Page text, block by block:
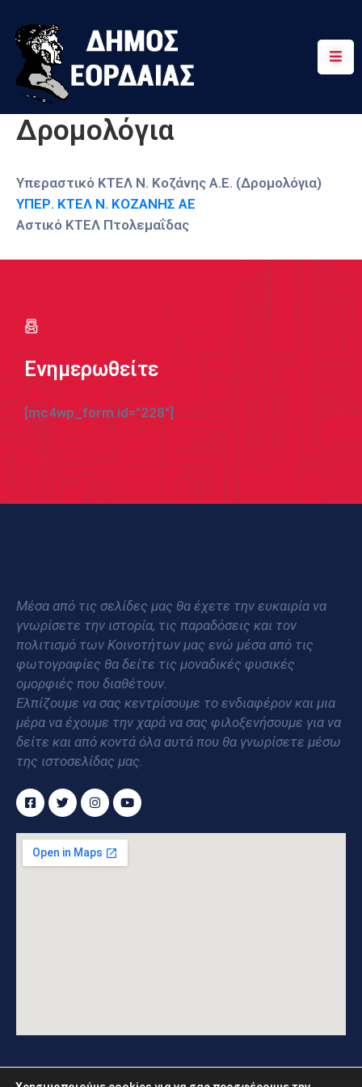
Αρχική
Πτολεμαΐδα
Κοινότητες
Τουρισμός
Διαδρομές
Δρομολόγια
Υπεραστικό ΚΤΕΛ Ν. Κοζάνης Α.Ε. (Δρομολόγια)
ΥΠΕΡ. ΚΤΕΛ Ν. ΚΟΖΑΝΗΣ ΑΕ
Αστικό ΚΤΕΛ Πτολεμαΐδας
Ενημερωθείτε
[mc4wp_form id="228"]
Μέσα από τις σελίδες μας θα έχετε την ευκαιρία να
γνωρίσετε την ιστορία, τις παραδόσεις και τον
πολιτισμό των Κοινοτήτων μας ενώ μέσα από τις
φωτογραφίες θα δείτε τις μοναδικές φυσικές
ομορφιές που διαθέτουν.
Ελπίζουμε να σας κεντρίσουμε το ενδιαφέρον και μια
μέρα να έχουμε την χαρά να σας φιλοξενήσουμε για να
δείτε και από κοντά όλα αυτά που θα γνωρίσετε μέσω
της ιστοσελίδας μας.